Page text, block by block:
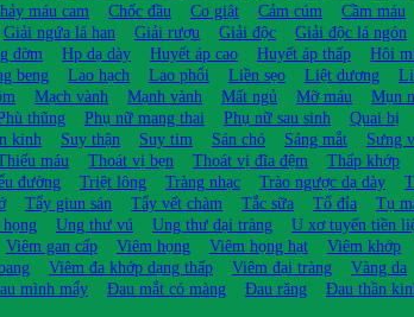
máu cam Chốc đầu Co giật Cảm cúm Cầm máu
Giải ngứa lá han Giải rượu Giải độc Giải độc lá ngón
đờm Hp dạ dày Huyết áp cao Huyết áp thấp Hôi
beng Lao hạch Lao phổi Liền sẹo Liệt dương
Mạch vành Mạnh vành Mất ngủ Mỡ máu Mụn
thũng Phụ nữ mang thai Phụ nữ sau sinh Quai bị
kinh Suy thận Suy tim Sán chó Sáng mắt Sưng
máu Thoát vị bẹn Thoát vị đĩa đệm Thấp khớp
đường Triệt lông Tràng nhạc Trào ngược dạ dày
Tẩy giun sán Tẩy vết chàm Tắc sữa Tổ đỉa Tụ
Ung thư vú Ung thư đại tràng U xơ tuyến tiền
Viêm gan cấp Viêm họng Viêm họng hạt Viêm khớp
Viêm đa khớp dạng thấp Viêm đại tràng Vàng da
mình mẩy Đau mắt có màng Đau răng Đau thần